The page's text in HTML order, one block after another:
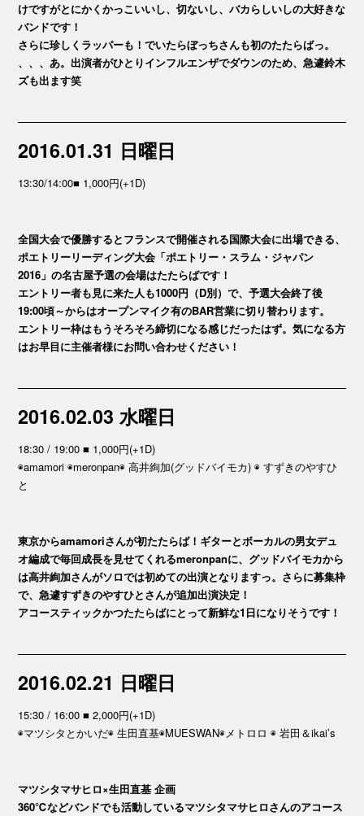
けですがとにかくかっこいいし、切ないし、バカらしいしの大好きな
バンドです！
さらに珍しくラッパーも！でいたらぼっちさんも初のたたらばっ。
、、、あ。出演者がひとりインフルエンザでダウンのため、急遽鈴木
ズも出ます笑
2016.01.31 日曜日
13:30/14:00■ 1,000円(+1D)
全国大会で優勝するとフランスで開催される国際大会に出場できる、
ポエトリーリーディング大会「ポエトリー・スラム・ジャパン
2016」の名古屋予選の会場はたたらばです！
エントリー者も見に来た人も1000円（D別）で、予選大会終了後
19:00頃～からはオープンマイク有のBAR営業に切り替わります。
エントリー枠はもうそろそろ締切になる感じだったはず。気になる方
はお早目に主催者様にお問い合わせください！
2016.02.03 水曜日
18:30 / 19:00 ■ 1,000円(+1D)
◉amamori ◉meronpan◉ 高井絢加(グッドバイモカ) ◉ すずきのやすひ
と
東京からamamoriさんが初たたらば！ギターとボーカルの男女デュ
オ編成で毎回成長を見せてくれるmeronpanに、グッドバイモカから
は高井絢加さんがソロでは初めての出演となりますっ。さらに募集枠
で、急遽すずきのやすひとさんが追加出演決定！
アコースティックかつたたらばにとって新鮮な1日になりそうです！
2016.02.21 日曜日
15:30 / 16:00 ■ 2,000円(+1D)
◉マツシタとかいだ◉ 生田直基◉MUESWAN◉メトロロ ◉ 岩田＆ikai’s
マツシタマサヒロ×生田直基 企画
360℃などバンドでも活動しているマツシタマサヒロさんのアコース